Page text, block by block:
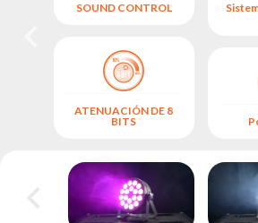
SOUND CONTROL
ATENUACIÓN DE 8
BITS